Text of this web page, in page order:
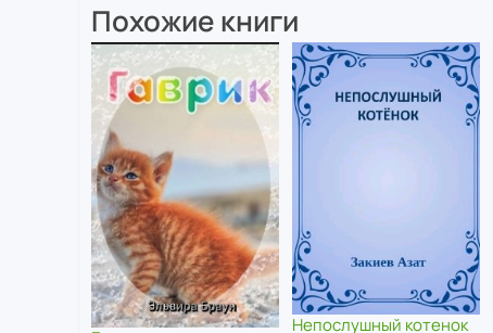
Похожие книги
Непослушный котенок